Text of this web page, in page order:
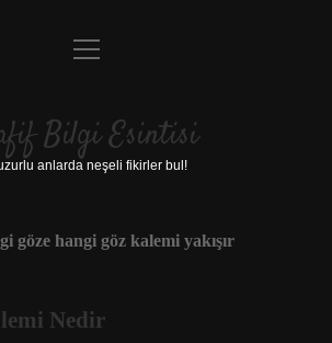
Anasayfa
Yasal Uyarı
menüyü
Bilgi Esintisi
anlarda neşeli fikirler bul!
göze hangi göz kalemi yakışır
Nedir